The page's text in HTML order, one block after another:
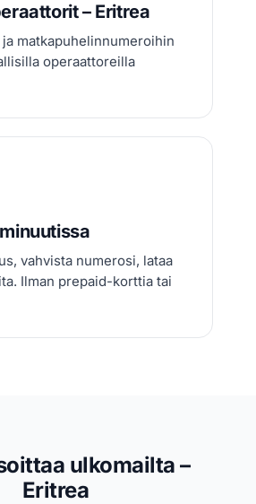
– Eritrea
matkapuhelinnumeroihin
operaattoreilla
vahvista numerosi, lataa
Ilman prepaid-korttia tai
ulkomailta –
Eritrea